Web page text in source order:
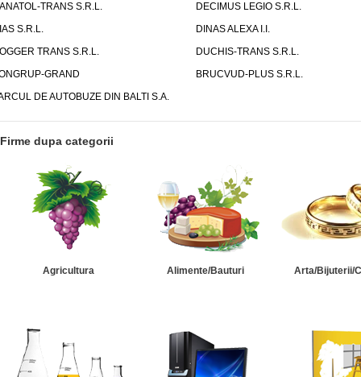
TRANS S.R.L.
DECIMUS LEGIO S.R.L.
S.R.L.
DINAS ALEXA I.I.
TRANS S.R.L.
DUCHIS-TRANS S.R.L.
GRAND
BRUCVUD-PLUS S.R.L.
DE AUTOBUZE DIN BALTI S.A.
Firme dupa categorii
Agricultura Alimente/Bauturi Arta/Bijuterii/